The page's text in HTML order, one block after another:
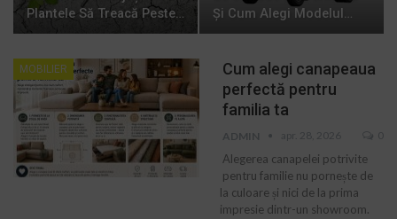
Plantele Să Treacă Peste…
Și Cum Alegi Modelul…
MOBILIER
Cum alegi canapeaua
perfectă pentru
familia ta
ADMIN apr. 28, 2026 0
Alegerea canapelei potrivite
pentru familie nu pornește de
la culoare și nici de la prima
impresie dintr-un showroom.